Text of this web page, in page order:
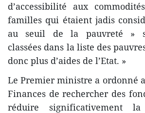
d’accessibilité aux
familles qui étaient jadis
au seuil de la pauvreté »
classées dans la liste des
donc plus d’aides de l’Etat. »
Le Premier ministre a ordonné
Finances de rechercher des
réduire significativement